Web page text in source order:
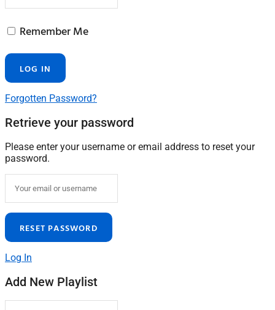
Remember Me
Forgotten Password?
Retrieve your password
Please enter your username or email address to reset your
password.
Log In
Add New Playlist